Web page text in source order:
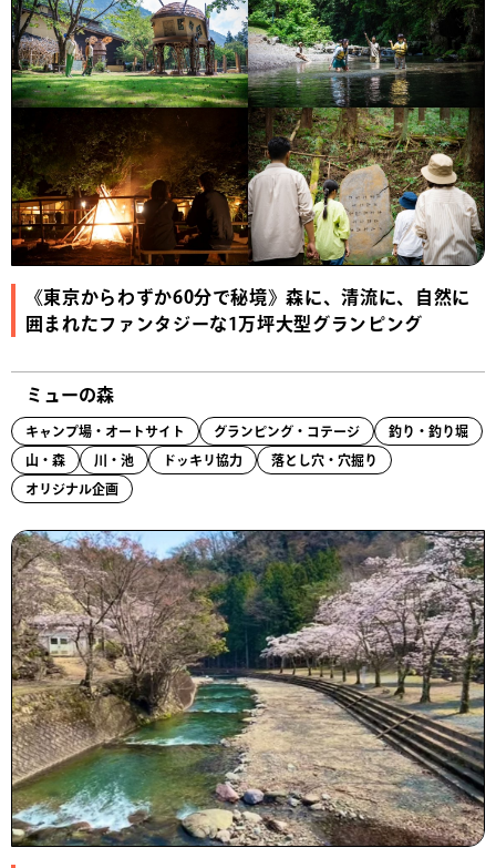
《東京からわずか60分で秘境》森に、清流に、自然に
囲まれたファンタジーな1万坪大型グランピング
ミューの森
キャンプ場・オートサイト グランピング・コテージ 釣り・釣り堀
山・森 川・池 ドッキリ協力 落とし穴・穴掘り
オリジナル企画